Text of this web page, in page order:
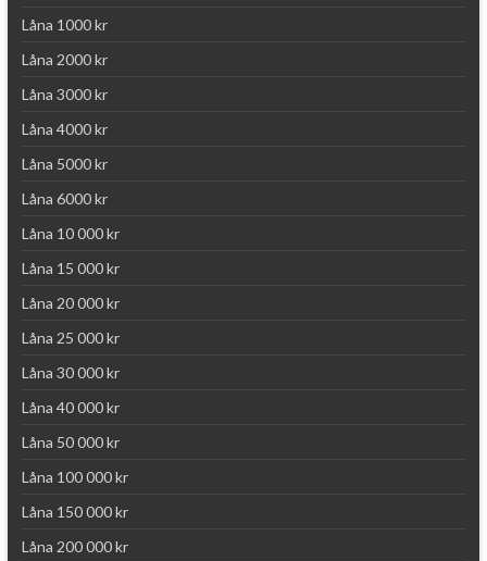
Låna 1000 kr
Låna 2000 kr
Låna 3000 kr
Låna 4000 kr
Låna 5000 kr
Låna 6000 kr
Låna 10 000 kr
Låna 15 000 kr
Låna 20 000 kr
Låna 25 000 kr
Låna 30 000 kr
Låna 40 000 kr
Låna 50 000 kr
Låna 100 000 kr
Låna 150 000 kr
Låna 200 000 kr